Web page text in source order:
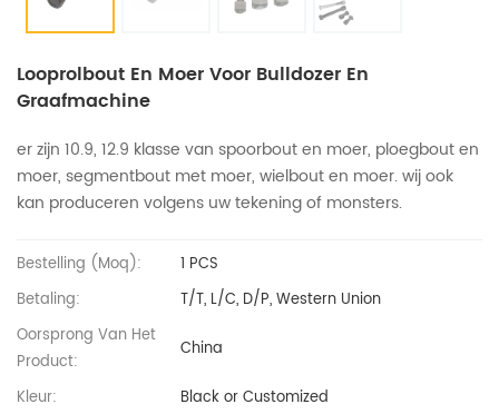
Looprolbout En Moer Voor Bulldozer En
Graafmachine
er zijn 10.9, 12.9 klasse van spoorbout en moer, ploegbout en
moer, segmentbout met moer, wielbout en moer. wij ook
kan produceren volgens uw tekening of monsters.
Bestelling (moq):
1 PCS
Betaling:
T/T, L/C, D/P, Western Union
Oorsprong Van Het
Product:
China
Kleur:
Black or Customized